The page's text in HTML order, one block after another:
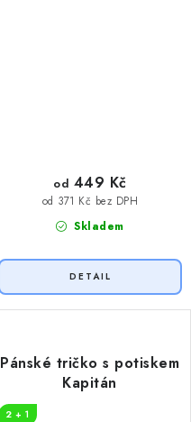
Skladem
od 371 Kč bez DPH
od 449 Kč
Pánské tričko s potiskem
Kapitán
2 + 1